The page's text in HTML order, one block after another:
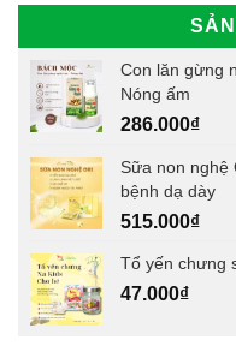
Con lăn gừng
Nóng ấm
286.000₫
Sữa non nghệ
bệnh dạ dày
515.000₫
Tổ yến chưng
47.000₫